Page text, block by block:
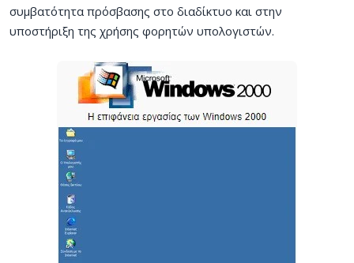
συμβατότητα πρόσβασης στο διαδίκτυο και στην
υποστήριξη της χρήσης φορητών υπολογιστών.